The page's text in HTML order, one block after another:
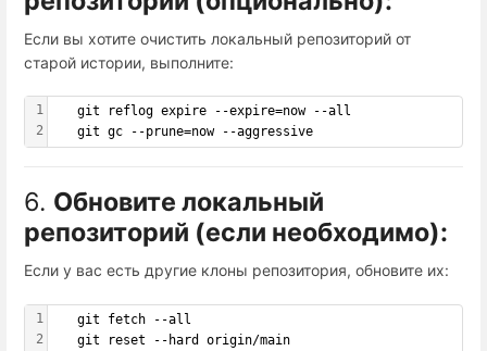
Если вы хотите очистить локальный репозиторий от
старой истории, выполните:
1
2
   git reflog expire --expire=now --all
   git gc --prune=now --aggressive
6. Обновите локальный
репозиторий (если необходимо):
Если у вас есть другие клоны репозитория, обновите их:
1
2
   git fetch --all
   git reset --hard origin/main